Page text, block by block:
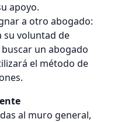
apoyo.
a otro abogado:
su voluntad de
un abogado
el método de
al muro general,